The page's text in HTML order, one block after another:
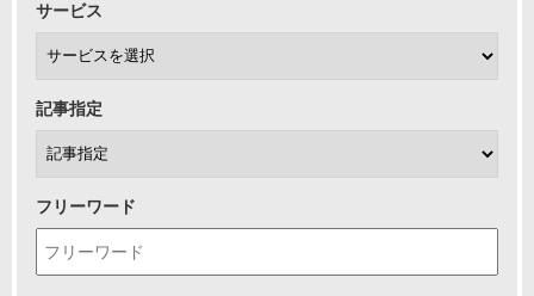
サービス
記事指定
フリーワード